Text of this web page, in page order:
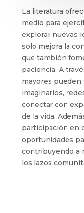
La literatura
medio para
explorar nuevas
solo mejora la
que también
paciencia. A
mayores
imaginarios,
conectar con
de la vida.
participación en
oportunidades
contribuyendo a
los lazos